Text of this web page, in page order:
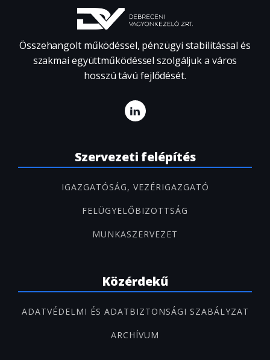
Összehangolt működéssel, pénzügyi stabilitással és
szakmai együttműködéssel szolgáljuk a város
hosszú távú fejlődését.
Szervezeti felépítés
IGAZGATÓSÁG, VEZÉRIGAZGATÓ
FELÜGYELŐBIZOTTSÁG
MUNKASZERVEZET
Közérdekű
ADATVÉDELMI ÉS ADATBIZTONSÁGI SZABÁLYZAT
ARCHÍVUM